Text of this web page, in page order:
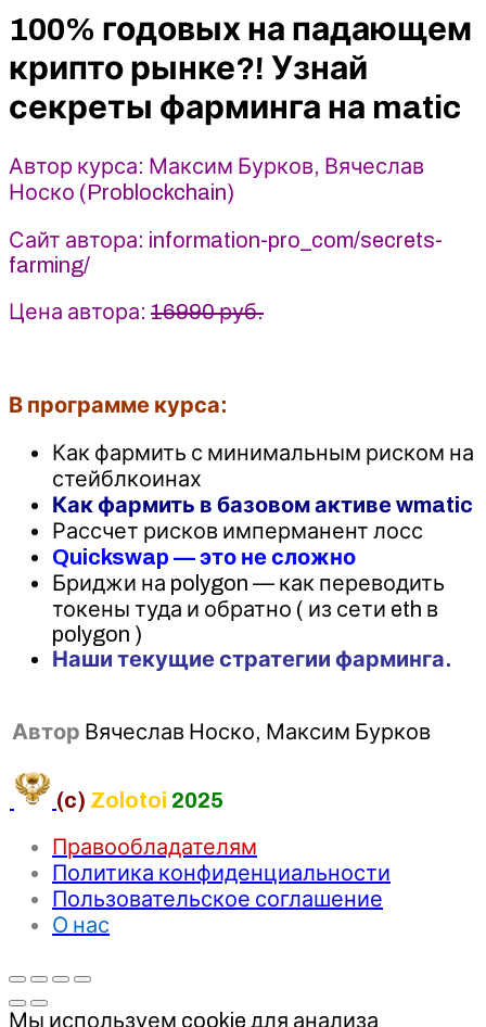
рынке?!
секреты
фарминга
matic
(polygon)
Problockchain
Максим
Бурков,
Вячеслав
Носко
100% годовых на падающем
крипто рынке?! Узнай
секреты фарминга на matic
Автор курса: Максим Бурков, Вячеслав
Носко (Problockchain)
Сайт автора: information-pro_com/secrets-
farming/
Цена автора: 16990 руб.
В программе курса:
Как фармить с минимальным риском на
стейблкоинах
Как фармить в базовом активе wmatic
Рассчет рисков имперманент лосс
Quickswap — это не сложно
Бриджи на polygon — как переводить
токены туда и обратно ( из сети eth в
polygon )
Наши текущие стратегии фарминга.
Автор Вячеслав Носко, Максим Бурков
(c) Zolotoi 2025
Правообладателям
Политика конфиденциальности
Пользовательское соглашение
О нас
Мы используем cookie для анализа